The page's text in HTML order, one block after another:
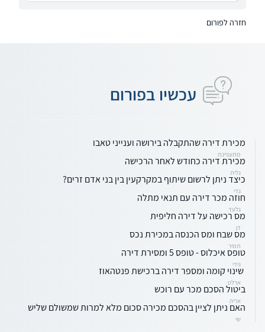
חזרה לפורום
עכשיו בפורום
מכירת דירה שהתקבלה בירושה וענייני טאבו
מתעניינת
מכירת דירה כחודש לאחר הרכישה
גלית
כיצד ניתן לרשום שיתוף במקרקעין בין בני אדם זרים?
גדי
חוזה מכר דירה עם תנאי מתלה
גלעד
מס רכישה על דירה חליפית
דן
מס שבח ומס הכנסה במכירת נכס
תמיר
טופס איכלוס - טופס 5 ומסירת דירה
גידי
‏ ‏שינוי קומה ומספר דירה ברכישת פנטהאוז
ארלט
ביטול הסכם מכר עם רוכש
אריה
האם ניתן לציין בהסכם מכירה סכום מלא למרות שמשולם שליש
שי